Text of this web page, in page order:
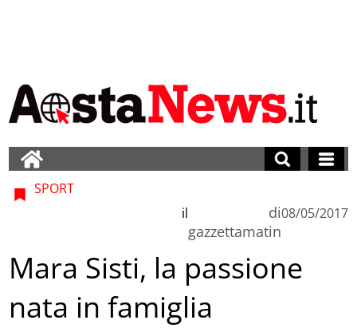
SPORT
di
gazzettamatin
il 08/05/2017
Mara Sisti, la passione
nata in famiglia